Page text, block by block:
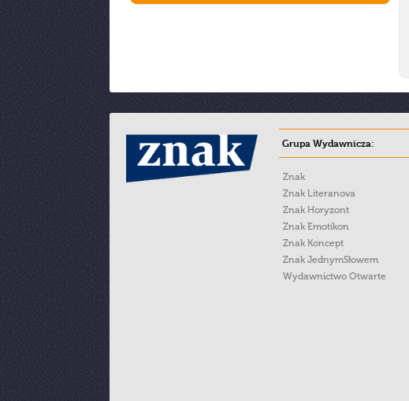
Grupa Wydawnicza:
Znak
Znak Literanova
Znak Horyzont
Znak Emotikon
Znak Koncept
Znak JednymSłowem
Wydawnictwo Otwarte